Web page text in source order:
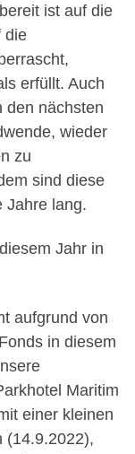
ist auf die
die
erfüllt. Auch
den nächsten
wieder
zu
sind diese
Jahre lang.
Jahr in
aufgrund von
in diesem
Maritim
einer kleinen
(14.9.2022),